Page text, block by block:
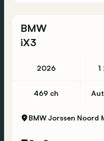
BMW
iX3
2026 1
469 ch
BMW Jorssen Noord